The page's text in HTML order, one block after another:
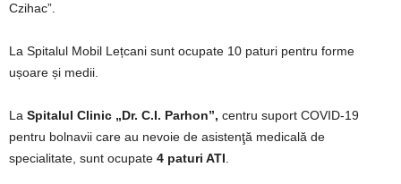
Czihac”.
La Spitalul Mobil Lețcani sunt ocupate 10 paturi pentru forme
ușoare și medii.
La Spitalul Clinic „Dr. C.I. Parhon”, centru suport COVID-19
pentru bolnavii care au nevoie de asistenţă medicală de
specialitate, sunt ocupate 4 paturi ATI